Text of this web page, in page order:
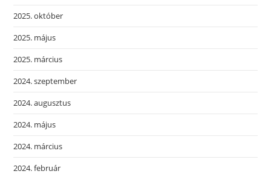
2025. október
2025. május
2025. március
2024. szeptember
2024. augusztus
2024. május
2024. március
2024. február